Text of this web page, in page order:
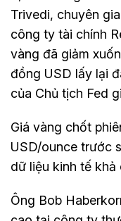
Trivedi, chuyên
công ty tài chính
vàng đã giảm
đồng USD lấy lại
của Chủ tịch Fed
Giá vàng chốt
USD/ounce trước
dữ liệu kinh tế khả
Ông Bob